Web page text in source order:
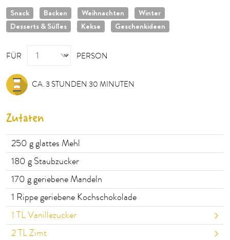
Snack Backen Weihnachten
Winter
Desserts & Süßes
Kekse Geschenkideen
FÜR
PERSON
PERSON
CA. 3 STUNDEN 30 MINUTEN
Zutaten
250 g glattes Mehl
180 g Staubzucker
170 g geriebene Mandeln
1 Rippe geriebene Kochschokolade
1 TL Vanillezucker
2TL Zimt